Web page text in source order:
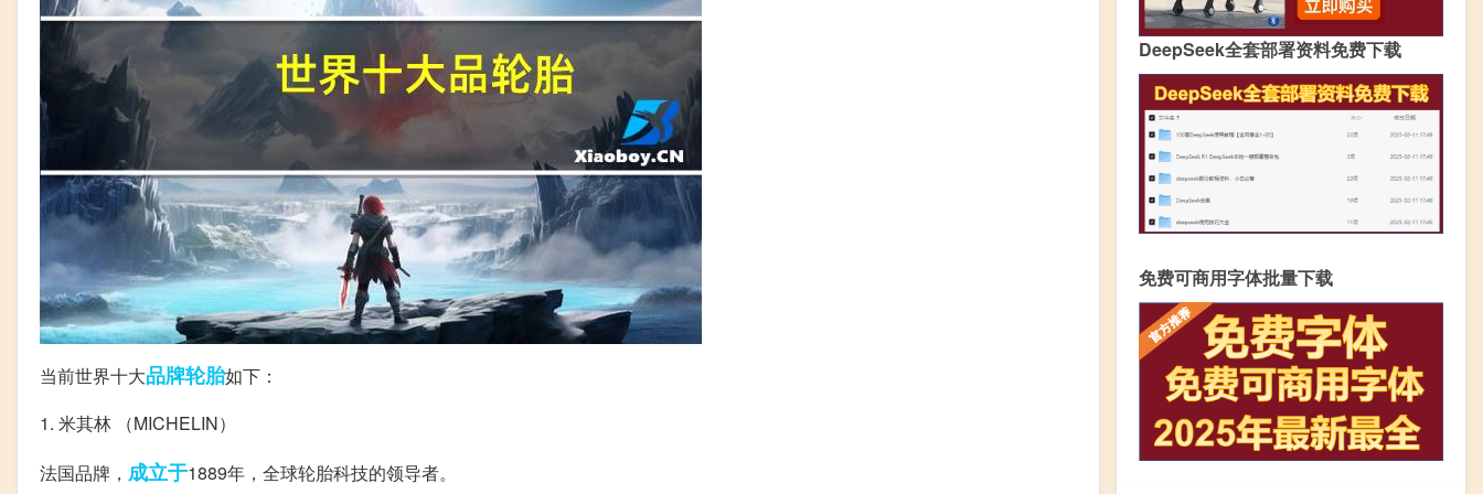
当前世界十大品牌轮胎如下：
1. 米其林 （MICHELIN）
法国品牌， 成立于1889年，全球轮胎科技的领导者。
DeepSeek全套部署资料免费下载
免费可商用字体批量下载